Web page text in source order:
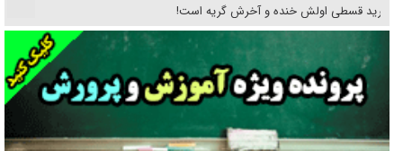
خرید قسطی اولش خنده و آخرش گریه است!
فوتبال و آن «بالا»!
راهبرد غافلگیری با نسل جدید پهپاد‌ها
جنجال پزشکان تقلبی در صنعت زیبایی